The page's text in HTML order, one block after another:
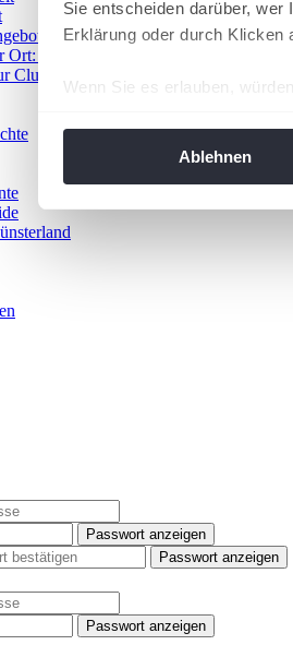
Sie entscheiden darüber,
Erklärung oder durch Klicken
Wenn Sie es erlauben,
Ablehnen
Ort: Das TNB-Mobil
Clubs
Passwort anzeigen
Passwort anzeigen
Passwort anzeigen